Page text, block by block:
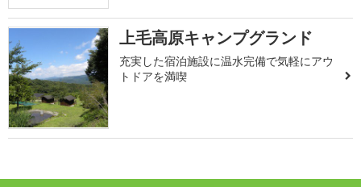
上毛高原キャンプグランド
充実した宿泊施設に温水完備で気軽にアウ
トドアを満喫